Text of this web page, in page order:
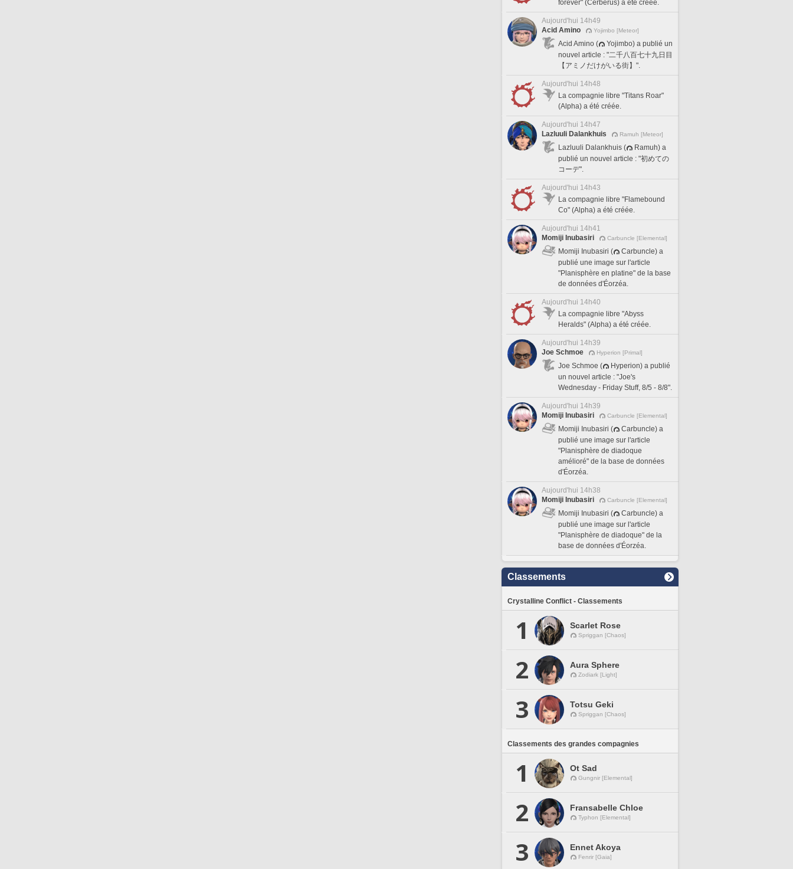
forever" (Cerberus) a été créée.
Aujourd'hui 14h49
Acid Amino
Yojimbo [Meteor]
Acid Amino (
Yojimbo) a publié un
nouvel article : "二千八百七十九日目
【アミノだけがいる街】".
Aujourd'hui 14h48
La compagnie libre "Titans Roar"
(Alpha) a été créée.
Aujourd'hui 14h47
Lazluuli Dalankhuis
Ramuh [Meteor]
Lazluuli Dalankhuis (
Ramuh) a
publié un nouvel article : "初めての
コーデ".
Aujourd'hui 14h43
La compagnie libre "Flamebound
Co" (Alpha) a été créée.
Aujourd'hui 14h41
Momiji Inubasiri
Carbuncle [Elemental]
Momiji Inubasiri (
Carbuncle) a
publié une image sur l'article
"Planisphère en platine" de la base
de données d'Éorzéa.
Aujourd'hui 14h40
La compagnie libre "Abyss
Heralds" (Alpha) a été créée.
Aujourd'hui 14h39
Joe Schmoe
Hyperion [Primal]
Joe Schmoe (
Hyperion) a publié
un nouvel article : "Joe's
Wednesday - Friday Stuff, 8/5 - 8/8".
Aujourd'hui 14h39
Momiji Inubasiri
Carbuncle [Elemental]
Momiji Inubasiri (
Carbuncle) a
publié une image sur l'article
"Planisphère de diadoque
amélioré" de la base de données
d'Éorzéa.
Aujourd'hui 14h38
Momiji Inubasiri
Carbuncle [Elemental]
Momiji Inubasiri (
Carbuncle) a
publié une image sur l'article
"Planisphère de diadoque" de la
base de données d'Éorzéa.
Classements
Crystalline Conflict - Classements
1 Scarlet Rose
Spriggan [Chaos]
2 Aura Sphere
Zodiark [Light]
3 Totsu Geki
Spriggan [Chaos]
Classements des grandes compagnies
1 Ot Sad
Gungnir [Elemental]
2 Fransabelle Chloe
Typhon [Elemental]
3 Ennet Akoya
Fenrir [Gaia]